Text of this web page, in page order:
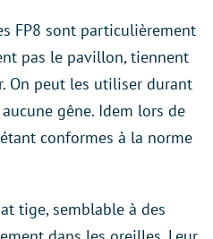
FP8 sont particulièrement
pas le pavillon, tiennent
On peut les utiliser durant
gêne. Idem lors de
conformes à la norme
tige, semblable à des